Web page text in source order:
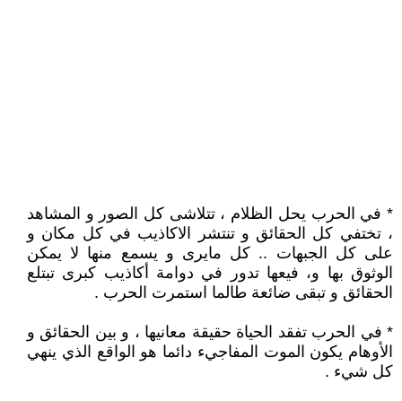
* في الحرب يحل الظلام ، تتلاشى كل الصور و المشاهد
، تختفي كل الحقائق و تنتشر الاكاذيب في كل مكان و
على كل الجبهات .. كل مايرى و يسمع منها لا يمكن
الوثوق بها و، فيعها تدور في دوامة أكاذيب كبرى تبتلع
الحقائق و تبقى ضائعة طالما استمرت الحرب .
* في الحرب تفقد الحياة حقيقة معانيها ، و بين الحقائق و
الأوهام يكون الموت المفاجيء دائما هو الواقع الذي ينهي
كل شيء .